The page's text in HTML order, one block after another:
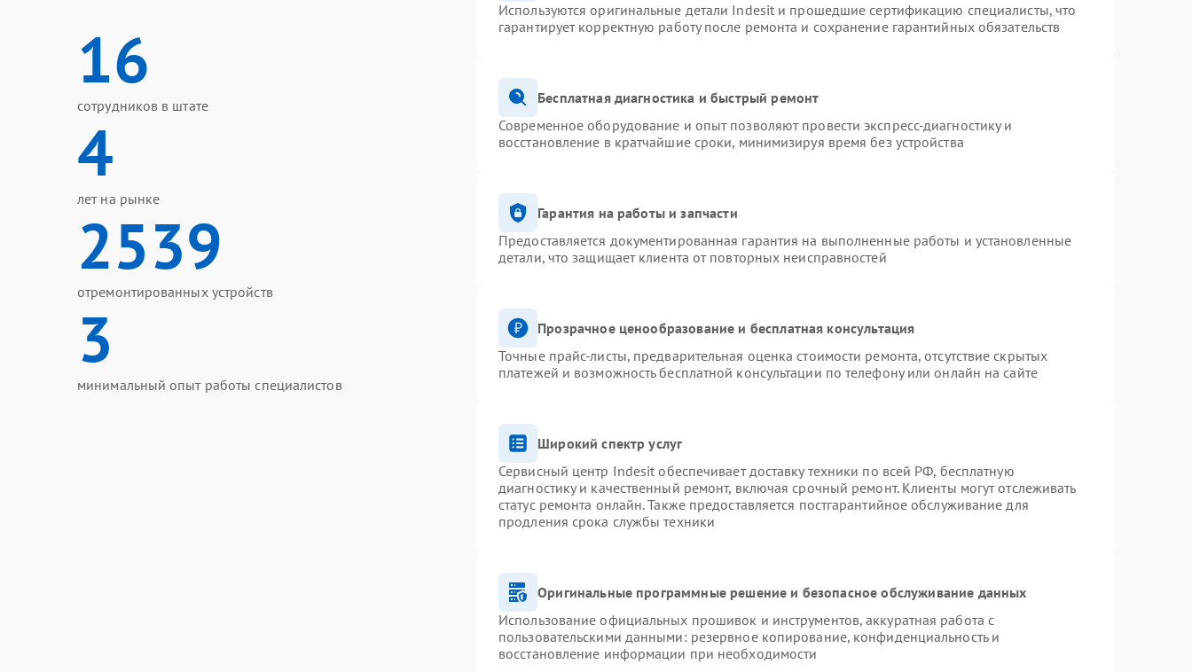
16
сотрудников в штате
4
лет на рынке
2539
отремонтированных устройств
3
минимальный опыт работы специалистов
Используются оригинальные детали Indesit и прошедшие сертификацию специалисты, что
гарантирует корректную работу после ремонта и сохранение гарантийных обязательств
Бесплатная диагностика и быстрый ремонт
Современное оборудование и опыт позволяют провести экспресс-диагностику и
восстановление в кратчайшие сроки, минимизируя время без устройства
Гарантия на работы и запчасти
Предоставляется документированная гарантия на выполненные работы и установленные
детали, что защищает клиента от повторных неисправностей
Прозрачное ценообразование и бесплатная консультация
Точные прайс-листы, предварительная оценка стоимости ремонта, отсутствие скрытых
платежей и возможность бесплатной консультации по телефону или онлайн на сайте
Широкий спектр услуг
Сервисный центр Indesit обеспечивает доставку техники по всей РФ, бесплатную
диагностику и качественный ремонт, включая срочный ремонт. Клиенты могут отслеживать
статус ремонта онлайн. Также предоставляется постгарантийное обслуживание для
продления срока службы техники
Оригинальные программные решение и безопасное обслуживание данных
Использование официальных прошивок и инструментов, аккуратная работа с
пользовательскими данными: резервное копирование, конфиденциальность и
восстановление информации при необходимости